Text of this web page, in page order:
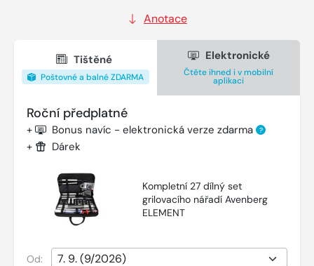
Anotace
Tištěné
Poštovné a balné ZDARMA
Elektronické
Čtěte ihned i v mobilní
aplikaci
Roční předplatné
+ Bonus navíc - elektronická verze zdarma ?
+ Dárek
Kompletní 27 dílný set
grilovacího nářadí Avenberg
ELEMENT
Od: